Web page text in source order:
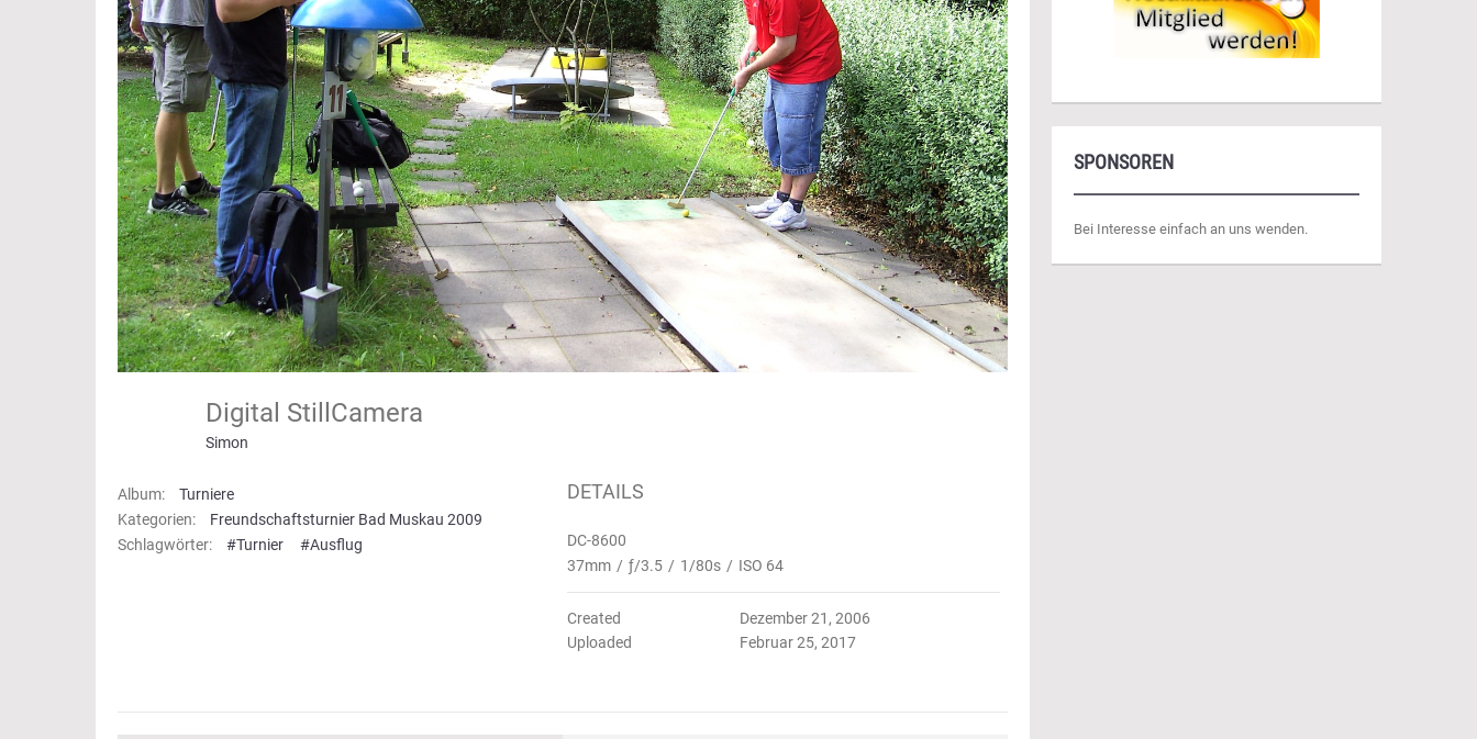
Digital StillCamera
Simon
Album:
Turniere
Kategorien:
Freundschaftsturnier Bad Muskau 2009
Schlagwörter:
#Turnier #Ausflug
DETAILS
DC-8600
37mm / ƒ/3.5 / 1/80s / ISO 64
Created
Dezember 21, 2006
Uploaded
Februar 25, 2017
SPONSOREN
Bei Interesse einfach an uns wenden.